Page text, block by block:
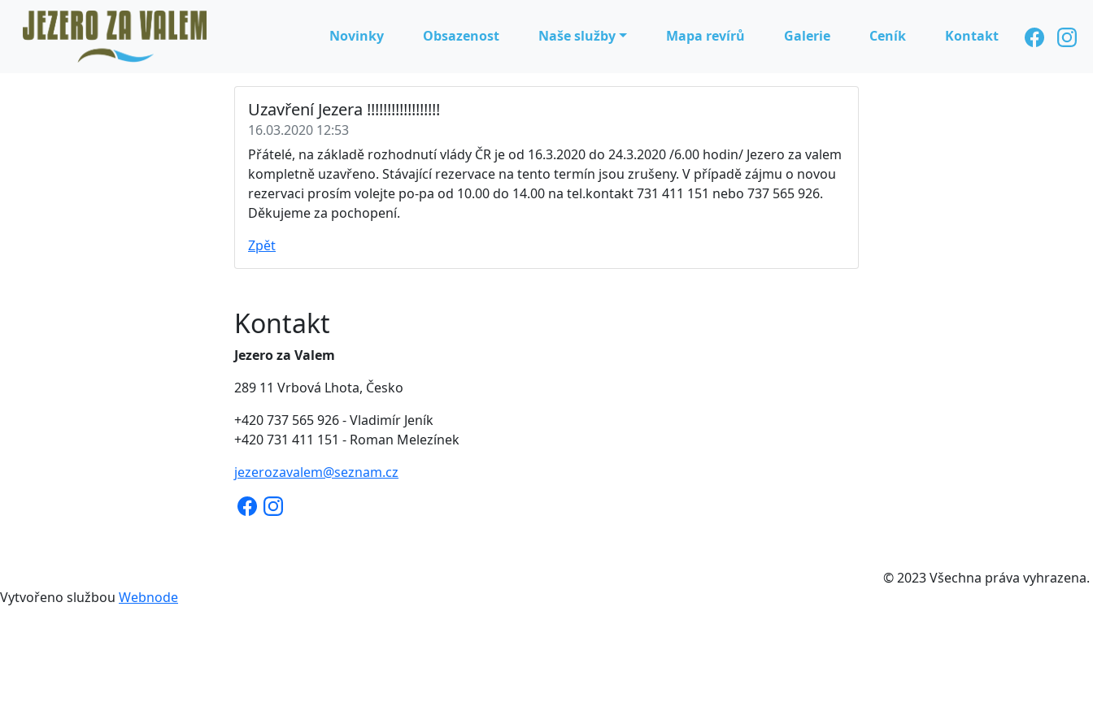
Novinky Obsazenost Naše služby Mapa revírů Galerie Ceník Kontakt
Uzavření Jezera !!!!!!!!!!!!!!!!!!
16.03.2020 12:53
Přátelé, na základě rozhodnutí vlády ČR je od 16.3.2020 do 24.3.2020 /6.00 hodin/ Jezero za valem
kompletně uzavřeno. Stávající rezervace na tento termín jsou zrušeny. V případě zájmu o novou
rezervaci prosím volejte po-pa od 10.00 do 14.00 na tel.kontakt 731 411 151 nebo 737 565 926.
Děkujeme za pochopení.
Zpět
Kontakt
Jezero za Valem
289 11 Vrbová Lhota, Česko
+420 737 565 926 - Vladimír Jeník
+420 731 411 151 - Roman Melezínek
jezerozavalem@seznam.cz
© 2023 Všechna práva vyhrazena.
Vytvořeno službou Webnode